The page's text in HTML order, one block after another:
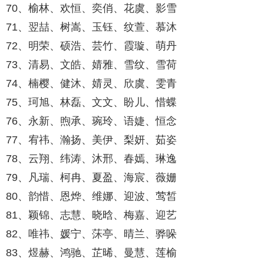
70、榆林、欢恒、奕俏、花虞、影雪
71、翌喆、树嵩、玉钰、纹萱、慕沐
72、明荣、硕浩、芸竹、霞璇、萌丹
73、清易、文皓、婧雅、雪纹、雪荷
74、楠樱、健沐、婧灵、欣虞、雯青
75、珂旭、林磊、文文、盼儿、惜蝶
76、永新、煦承、琬玲、语婕、恒念
77、宥祎、瀚扬、美伊、梨妍、茹姿
78、云翔、纬涛、沐邢、春嫣、琳逸
79、凡瑞、柯冉、夏盈、海宸、薇姗
80、韵惜、恩烨、维娜、迎波、莺皙
81、颖锦、志慧、晓晗、梅嘉、迎艺
82、唯祎、媛宁、莯亭、晴兰、骅哚
83、煜赫、鸿驰、芷晞、曼慧、莲榆